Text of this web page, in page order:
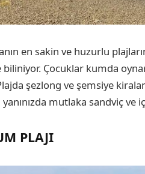
en sakin ve huzurlu
Çocuklar kumda
şezlong ve şemsiye
yanınızda mutlaka sandviç
PLAJI